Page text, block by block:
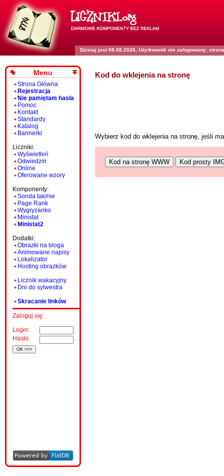
Dzisiaj jest 08.08.2026, Użytkownik nie zalogowany ,
Menu
Strona Główna
Rejestracja
Nie pamiętam hasła
Pomoc
Kontakt
Standardy
Katalog
Bannerki
Liczniki:
Wyświetleń
Odwiedzin
Online
Oferowane wzory
Komponenty:
Sonda tak/nie
Page Rank
Wygryzanko
Ministat
Ministat2
Dodatki:
Obrazki na bloga
Animowane napisy
Lokalizator
Hosting obrazków
Licznik wakacyjny
Dni do sylwestra
Skracanie linków
Zaloguj się:
Login:
Hasło:
Kod do wklejenia na stronę
Wybierz kod do wklejenia na stronę, jeśli
Kod na stronę WWW Kod prosty